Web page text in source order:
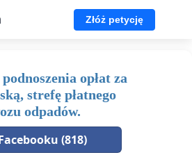
Złóż petycję
opłat za
strefę płatnego
odpadów.
(818)